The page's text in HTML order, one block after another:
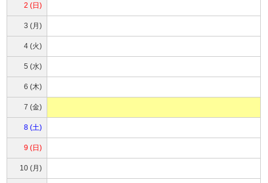
2 (日)
3 (月)
4 (火)
5 (水)
6 (木)
7 (金)
8 (土)
9 (日)
10 (月)